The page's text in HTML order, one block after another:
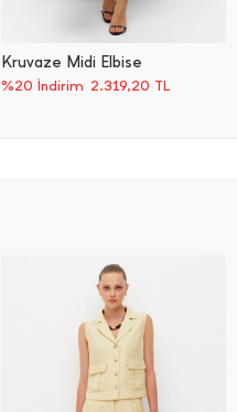
Kruvaze Midi Elbise
%20 İndirim 2.319,20 TL